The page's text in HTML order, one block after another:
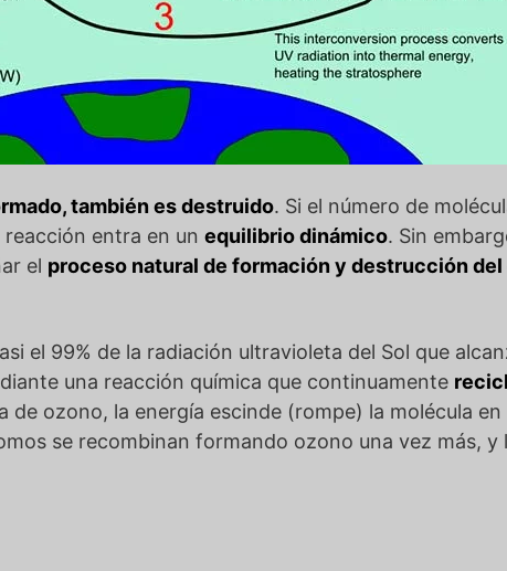
también es destruido. Si el número de
entra en un equilibrio dinámico. Sin
el proceso natural de formación y destrucción del
el 99% de la radiación ultravioleta del Sol que
una reacción química que continuamente
de ozono, la energía escinde (rompe) la molécula
se recombinan formando ozono una vez más,